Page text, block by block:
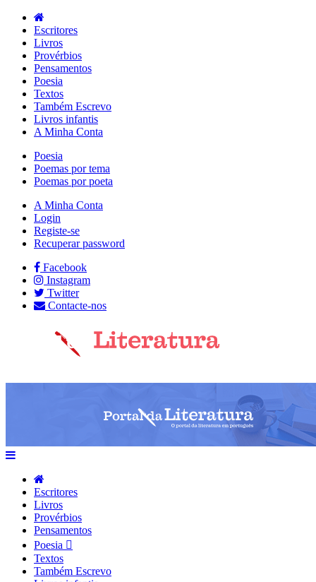
Escritores
Livros
Provérbios
Pensamentos
Poesia
Textos
Também Escrevo
Livros infantis
A Minha Conta
Poesia
Poemas por tema
Poemas por poeta
A Minha Conta
Login
Registe-se
Recuperar password
Facebook
Instagram
Twitter
Contacte-nos
Escritores
Livros
Provérbios
Pensamentos
Poesia
Textos
Também Escrevo